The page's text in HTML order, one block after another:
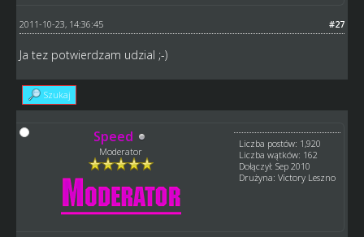
#27
2011-10-23, 14:36:45
Ja tez potwierdzam udzial ;-)
Szukaj
Speed
Moderator
Liczba postów: 1,920
Liczba wątków: 162
Dołączył: Sep 2010
Drużyna: Victory Leszno